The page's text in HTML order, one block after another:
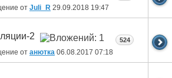
от Juli_R 29.09.2018 19:47
2
от анютка 06.08.2017 07:18
524